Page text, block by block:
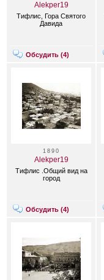
Alekper19
Тифлис, Гора Святого
Давида
Обсудить (4)
1890
Alekper19
Тифлис .Общий вид на
город
Обсудить (4)